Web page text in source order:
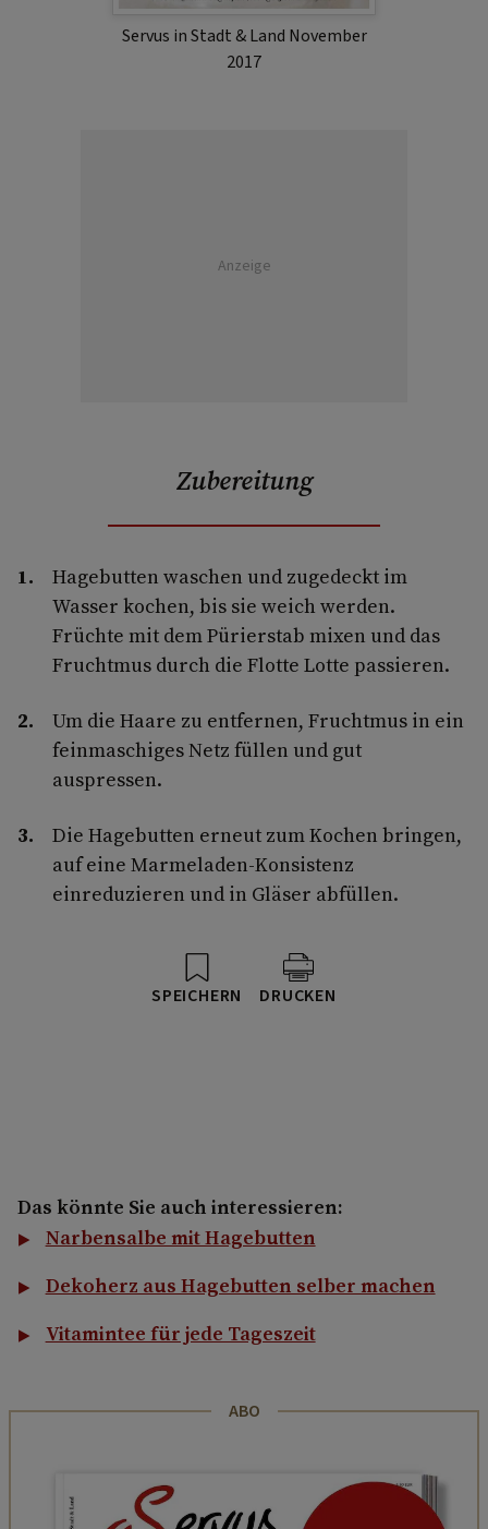
Servus in Stadt & Land November
2017
Anzeige
Zubereitung
Hagebutten waschen und zugedeckt im
Wasser kochen, bis sie weich werden.
Früchte mit dem Pürierstab mixen und das
Fruchtmus durch die Flotte Lotte passieren.
Um die Haare zu entfernen, Fruchtmus in ein
feinmaschiges Netz füllen und gut
auspressen.
Die Hagebutten erneut zum Kochen bringen,
auf eine Marmeladen-Konsistenz
einreduzieren und in Gläser abfüllen.
SPEICHERN DRUCKEN
Das könnte Sie auch interessieren:
Narbensalbe mit Hagebutten
Dekoherz aus Hagebutten selber machen
Vitamintee für jede Tageszeit
ABO